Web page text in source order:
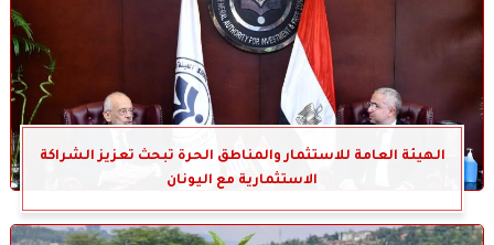
الهيئة العامة للاستثمار والمناطق الحرة تبحث تعزيز الشراكة
الاستثمارية مع اليونان